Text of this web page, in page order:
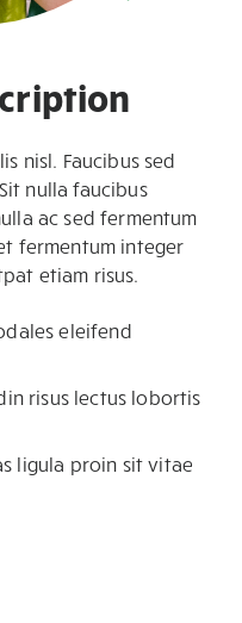
nisl. Faucibus sed
nulla faucibus
ac sed fermentum
fermentum integer
etiam risus.
eleifend
risus lectus lobortis
ligula proin sit vitae